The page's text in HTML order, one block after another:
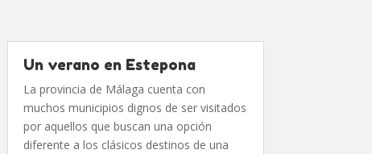
Un verano en Estepona
La provincia de Málaga cuenta con
muchos municipios dignos de ser visitados
por aquellos que buscan una opción
diferente a los clásicos destinos de una